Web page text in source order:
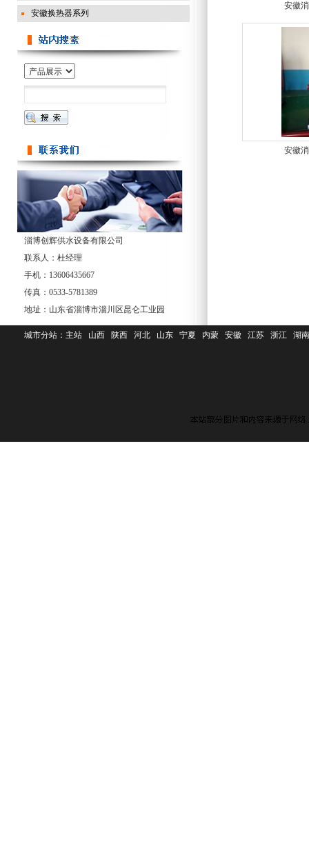
安徽换热器系列
淄博创辉供水设备有限公司
联系人：杜经理
手机：13606435667
传真：0533-5781389
地址：山东省淄博市淄川区昆仑工业园
安徽
安徽
城市分站： 主站 山西 陕西 河北 山东 宁夏 内蒙 安徽 江苏 浙江 湖南